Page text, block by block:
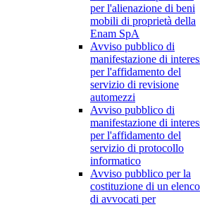
per l'alienazione di beni
mobili di proprietà della
Enam SpA
Avviso pubblico di
manifestazione di
per l'affidamento del
servizio di revisione
automezzi
Avviso pubblico di
manifestazione di
per l'affidamento del
servizio di protocollo
informatico
Avviso pubblico per la
costituzione di un elenco
di avvocati per